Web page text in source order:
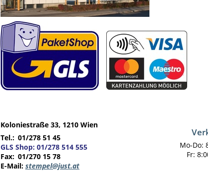
Koloniestraße 33, 1210 Wien
Tel.: 01/278 51 45
GLS Shop: 01/278 514 555
Fax: 01/270 15 78
E-Mail: stempel@just.at
Mo-Do:
Fr: